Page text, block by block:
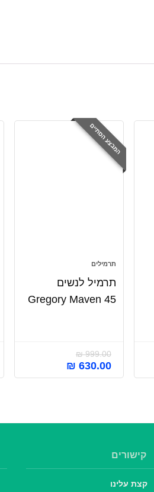
המבצע הסתיים
תרמילים
תרמיל לנשים
Gregory Maven 45
₪999.00
₪ 630.00
קישורים
קצת עלינו